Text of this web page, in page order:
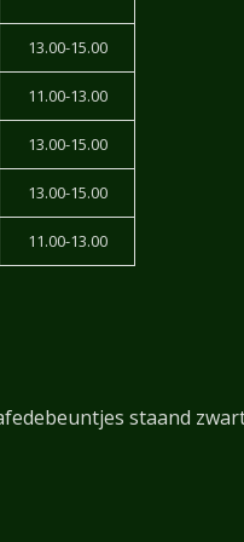
13.00-15.00
11.00-13.00
13.00-15.00
13.00-15.00
11.00-13.00